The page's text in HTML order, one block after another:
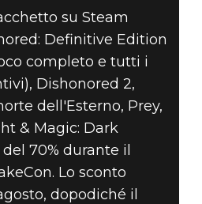
su Steam
Definitive Edition
completo e tutti i
Dishonored 2,
dell'Esterno, Prey,
& Magic: Dark
70% durante il
Lo sconto
dopodiché il